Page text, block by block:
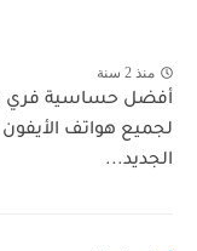
منذ 2 سنة
أفضل حساسية فري
لجميع هواتف الأيفون
الجديد...